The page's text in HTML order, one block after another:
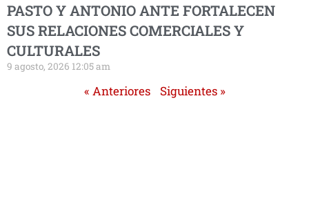
PASTO Y ANTONIO ANTE FORTALECEN
SUS RELACIONES COMERCIALES Y
CULTURALES
9 agosto, 2026 12:05 am
« Anteriores Siguientes »